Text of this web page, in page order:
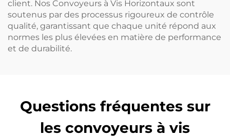
client. Nos Convoyeurs à Vis Horizontaux sont
soutenus par des processus rigoureux de contrôle
qualité, garantissant que chaque unité répond aux
normes les plus élevées en matière de performance
et de durabilité.
Questions fréquentes sur
les convoyeurs à vis